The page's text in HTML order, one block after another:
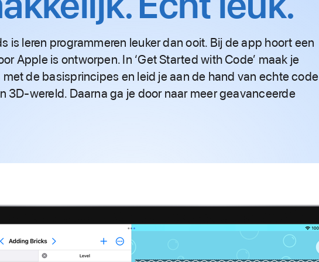
is leren pro­gram­meren leuker dan ooit. Bij de app hoort een
Apple is ontworpen. In ‘Get Started with Code’ maak je
de basis­principes en leid je aan de hand van echte code
3D‑wereld. Daarna ga je door naar meer geavanceerde